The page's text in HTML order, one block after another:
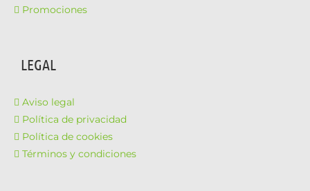
Promociones
LEGAL
Aviso legal
Política de privacidad
Política de cookies
Términos y condiciones